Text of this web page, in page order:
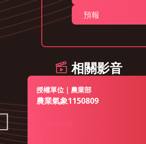
預報
相關影音
授權單位｜農業部
農業氣象1150809